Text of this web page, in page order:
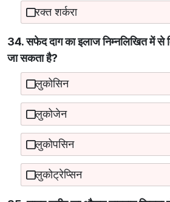
रक्त शर्करा
34. सफेद दाग का इलाज निम्नलिखित में से
जा सकता है?
लुकोसिन
लुकोजेन
लुकोपसिन
लुकोट्रेप्सिन